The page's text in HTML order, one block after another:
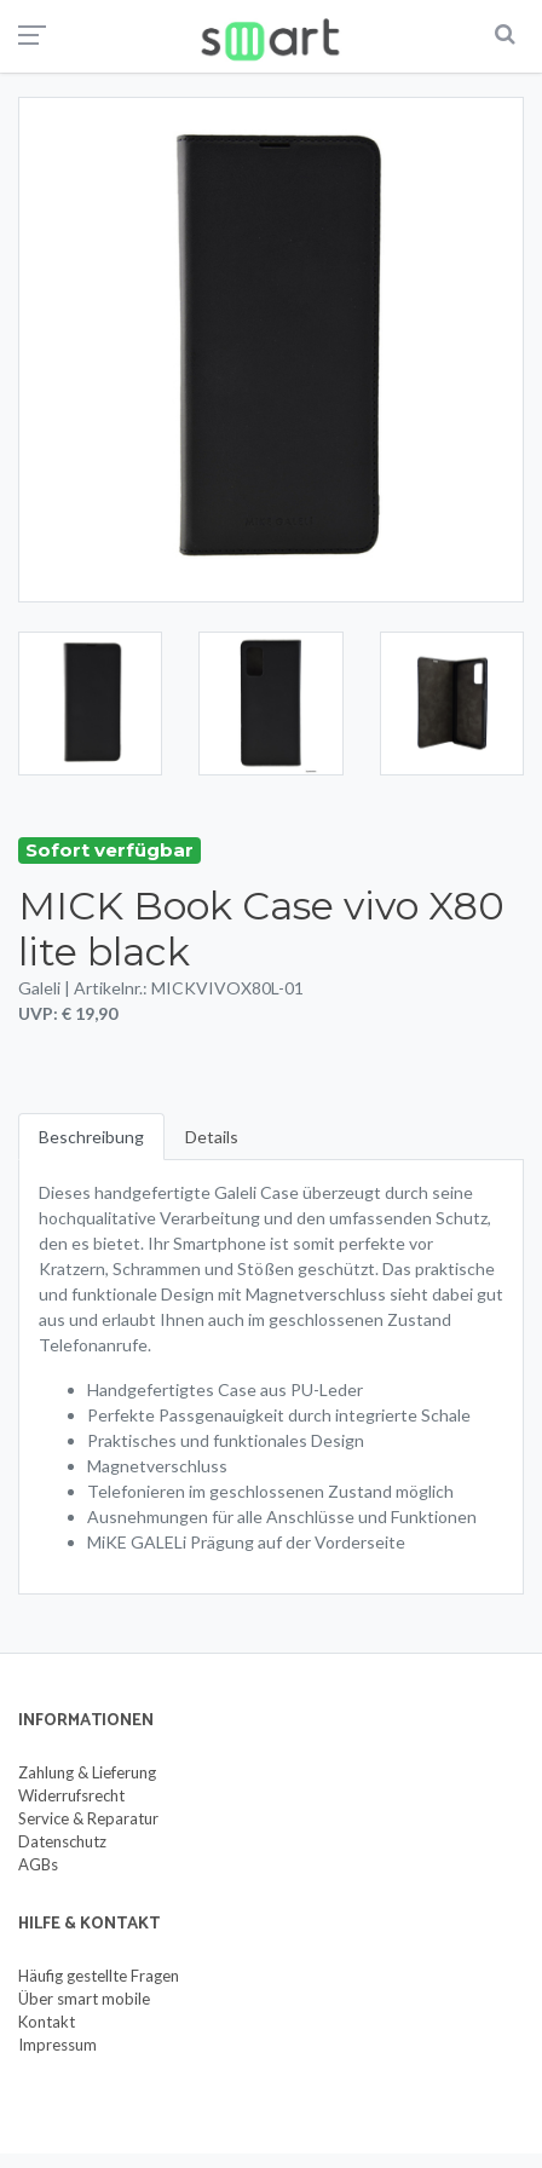
Sofort verfügbar
MICK Book Case vivo X80
lite black
Galeli | Artikelnr.: MICKVIVOX80L-01
UVP: € 19,90
Beschreibung Details
Dieses handgefertigte Galeli Case überzeugt durch seine
hochqualitative Verarbeitung und den umfassenden Schutz,
den es bietet. Ihr Smartphone ist somit perfekte vor
Kratzern, Schrammen und Stößen geschützt. Das praktische
und funktionale Design mit Magnetverschluss sieht dabei gut
aus und erlaubt Ihnen auch im geschlossenen Zustand
Telefonanrufe.
Handgefertigtes Case aus PU-Leder
Perfekte Passgenauigkeit durch integrierte Schale
Praktisches und funktionales Design
Magnetverschluss
Telefonieren im geschlossenen Zustand möglich
Ausnehmungen für alle Anschlüsse und Funktionen
MiKE GALELi Prägung auf der Vorderseite
INFORMATIONEN
Zahlung & Lieferung
Widerrufsrecht
Service & Reparatur
Datenschutz
AGBs
HILFE & KONTAKT
Häufig gestellte Fragen
Über smart mobile
Kontakt
Impressum